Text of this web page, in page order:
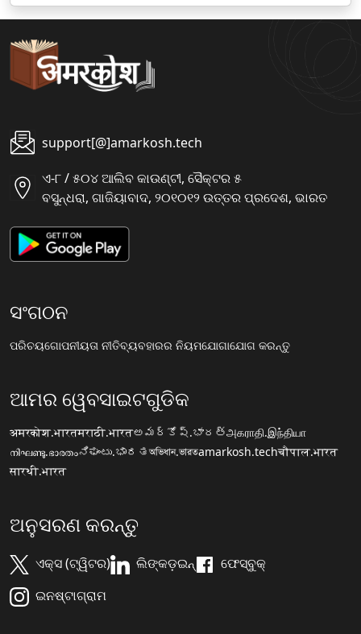
support[@]amarkosh.tech
ଏ-୮ / ୫୦୪ ଆଲିବ କାଉଣ୍ଟୀ, ସୈକ୍ଟର ୫
ବସୁନ୍ଧରା, ଗାଜିୟାବାଦ, ୨୦୧୦୧୨ ଉତ୍ତର ପ୍ରଦେଶ, ଭାରତ
ସଂଗଠନ
ପରିଚୟଗୋପନୀୟତା ନୀତିବ୍ୟବହାରର ନିୟମଯୋଗାଯୋଗ କରନ୍ତୁ
ଆମର ୱେବସାଇଟଗୁଡିକ
अमरकोश.भारतमराठी.भारतఅమర్కోష్.భారత్அகராதி.இந்தியா
നിഘണ്ടു.ഭാരതംನಿಘಂಟು.ಭಾರತঅভিধান.ভারতamarkosh.techचौपाल.भारत
सारथी.भारत
ଅନୁସରଣ କରନ୍ତୁ
ଏକ୍ସ (ଟ୍ୱିଟର) ଲିଙ୍କଡ଼ଇନ୍
ଫେସ୍ବୁକ୍
ଇନଷ୍ଟାଗ୍ରାମ